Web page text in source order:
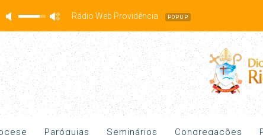
Rádio Web Providência POPUP
Paróquias Seminários Congregações